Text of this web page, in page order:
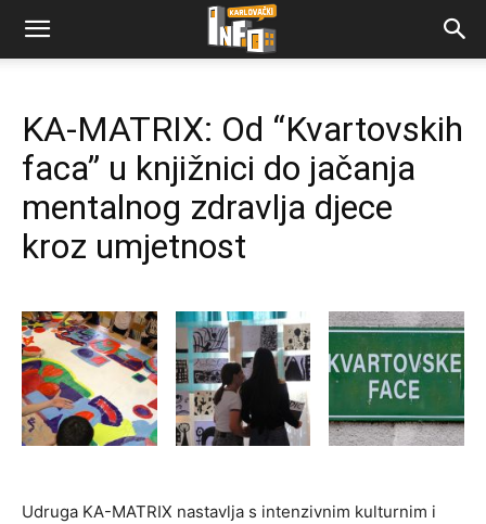
KA-MATRIX: Od “Kvartovskih
faca” u knjižnici do jačanja
mentalnog zdravlja djece
kroz umjetnost
Udruga KA-MATRIX nastavlja s intenzivnim kulturnim i